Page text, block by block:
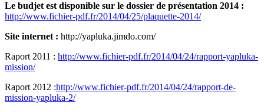
Le budjet est disponible sur le dossier de présentation 2014 :
http://www.fichier-pdf.fr/2014/04/25/plaquette-2014/
Site internet : http://yapluka.jimdo.com/
Raport 2011 : http://www.fichier-pdf.fr/2014/04/24/rapport-yapluka-
mission/
Raport 2012 :http://www.fichier-pdf.fr/2014/04/24/rapport-de-
mission-yapluka-2/